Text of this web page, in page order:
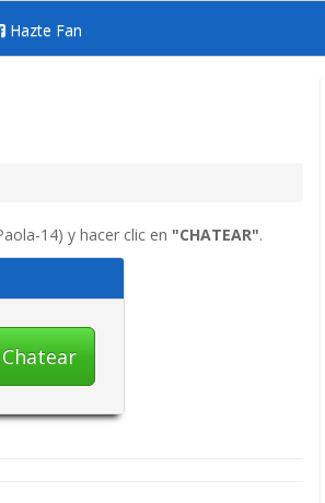
Hazte Fan
14) y hacer clic en "CHATEAR".
Chatear